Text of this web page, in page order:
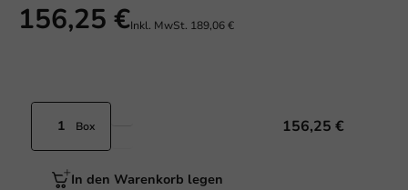
156,25 €Inkl. MwSt. 189,06 €
Box 156,25 €
In den Warenkorb legen